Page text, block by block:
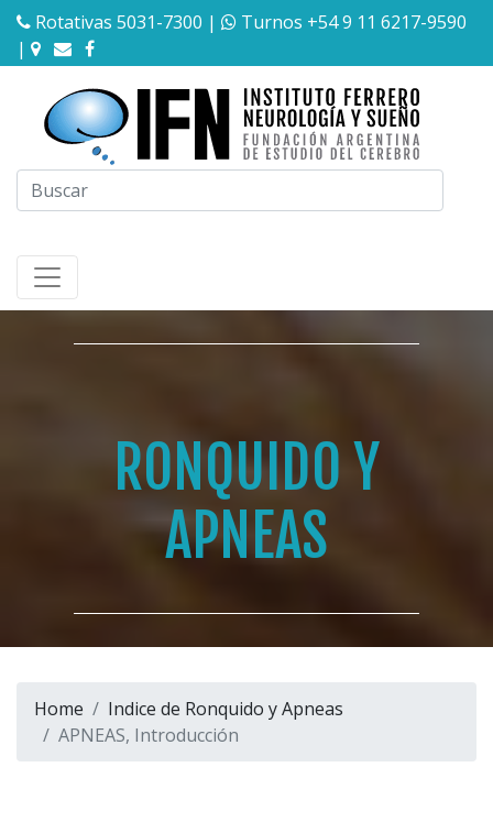
Rotativas 5031-7300 |
Turnos +54 9 11 6217-9590
|
RONQUIDO Y
APNEAS
Home
Indice de Ronquido y Apneas
APNEAS, Introducción